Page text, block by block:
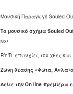
Μουσική Παραγωγή Souled
Το μουσικό σχήμα Souled Out
και
R’n’B επιτυχίες του χθες
Ζώνη θέασης «Φώτα,
Δείτε την On lineπρεμιέρα